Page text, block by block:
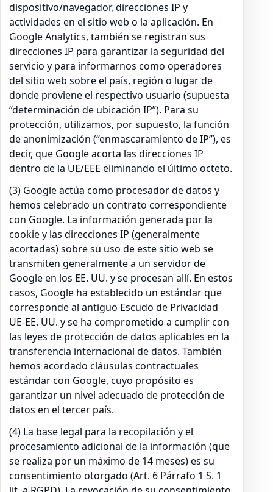
dispositivo/navegador, direcciones IP y
actividades en el sitio web o la aplicación. En
Google Analytics, también se registran sus
direcciones IP para garantizar la seguridad del
servicio y para informarnos como operadores
del sitio web sobre el país, región o lugar de
donde proviene el respectivo usuario (supuesta
“determinación de ubicación IP”). Para su
protección, utilizamos, por supuesto, la función
de anonimización (“enmascaramiento de IP”), es
decir, que Google acorta las direcciones IP
dentro de la UE/EEE eliminando el último octeto.
(3) Google actúa como procesador de datos y
hemos celebrado un contrato correspondiente
con Google. La información generada por la
cookie y las direcciones IP (generalmente
acortadas) sobre su uso de este sitio web se
transmiten generalmente a un servidor de
Google en los EE. UU. y se procesan allí. En estos
casos, Google ha establecido un estándar que
corresponde al antiguo Escudo de Privacidad
UE-EE. UU. y se ha comprometido a cumplir con
las leyes de protección de datos aplicables en la
transferencia internacional de datos. También
hemos acordado cláusulas contractuales
estándar con Google, cuyo propósito es
garantizar un nivel adecuado de protección de
datos en el tercer país.
(4) La base legal para la recopilación y el
procesamiento adicional de la información (que
se realiza por un máximo de 14 meses) es su
consentimiento otorgado (Art. 6 Párrafo 1 S. 1